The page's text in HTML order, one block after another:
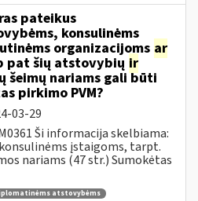
pateikus
konsulinėms
organizacijoms ar
pat šių atstovybių ir
šeimų nariams gali būti
pirkimo PVM?
03-29
Ši informacija skelbiama:
įstaigoms, tarpt.
nariams (47 str.) Sumokėtas
atstovybėms